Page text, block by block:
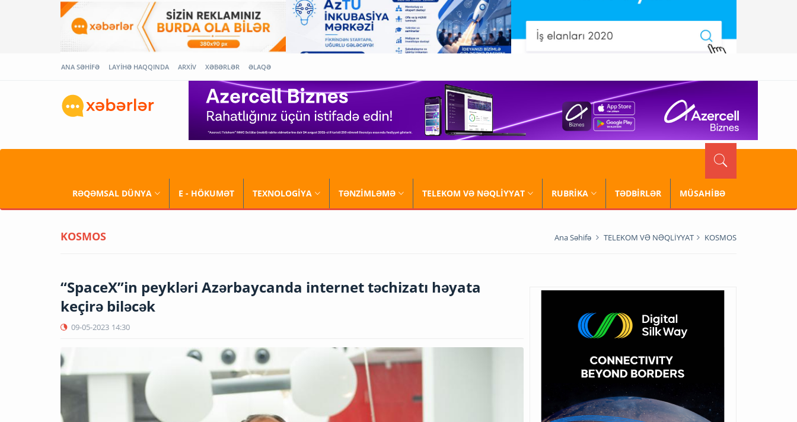
ANA SƏHİFƏ LAYİHƏ HAQQINDA ARXİV XƏBƏRLƏR ƏLAQƏ
RƏQƏMSAL DÜNYA E - HÖKUMƏT TEXNOLOGİYA TƏNZİMLƏMƏ TELEKOM VƏ NƏQLİYYAT RUBRİKA TƏDBİRLƏR MÜSAHİBƏ
KOSMOS Ana Səhifə TELEKOM VƏ NƏQLİYYAT KOSMOS
“SpaceX”in peykləri Azərbaycanda internet təchizatı həyata
keçirə biləcək
09-05-2023 14:30